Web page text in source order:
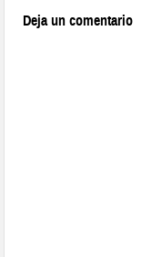
Deja un comentario